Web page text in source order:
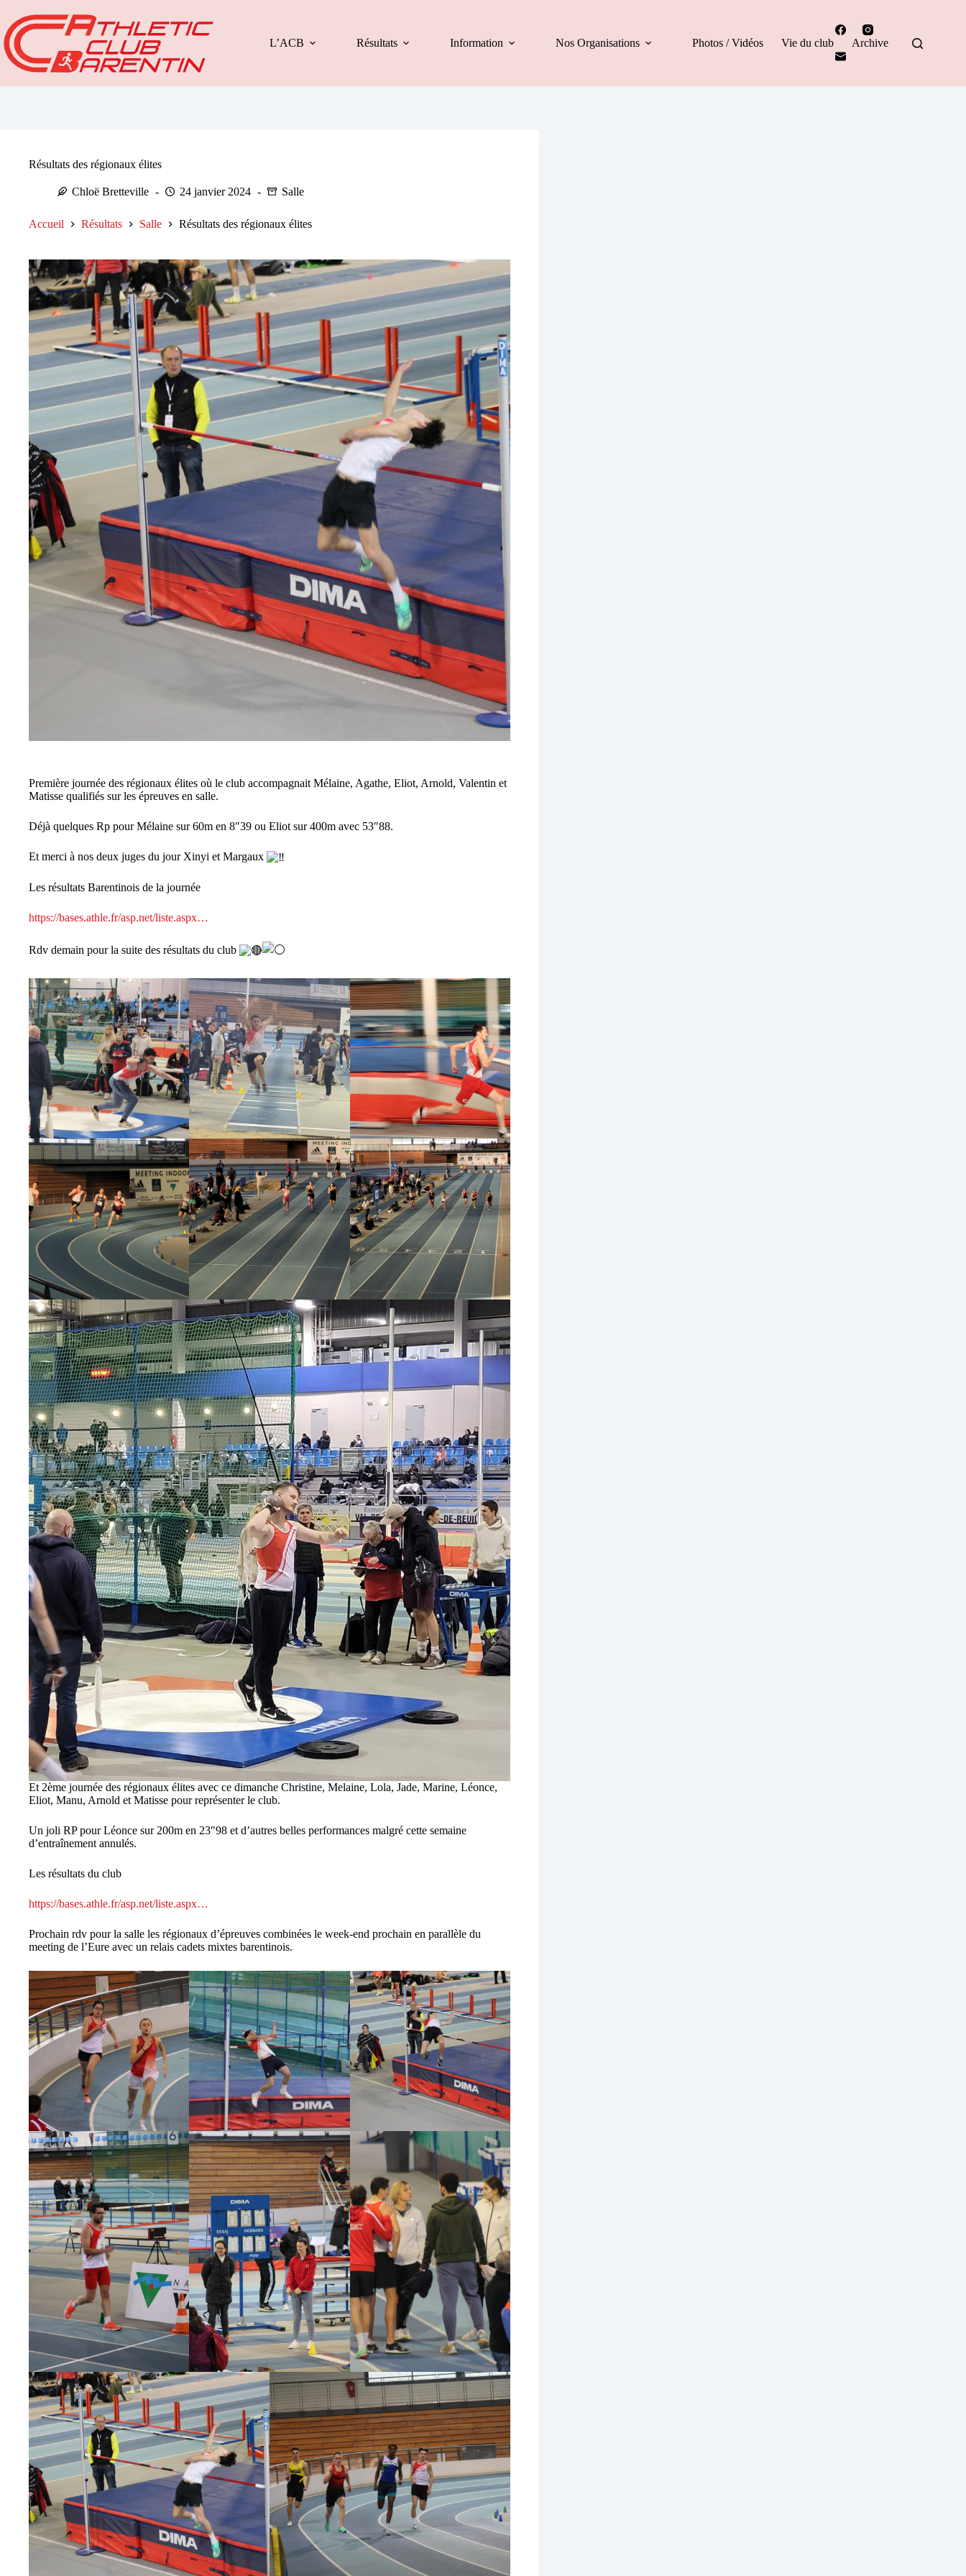
contenu
L’ACB
Résultats Information Nos Organisations Photos / Vidéos Vie du club Archive
Résultats des régionaux élites
Chloë Bretteville 24 janvier 2024 Salle
Accueil Résultats Salle Résultats des régionaux élites
Première journée des régionaux élites où le club accompagnait Mélaine, Agathe, Eliot, Arnold, Valentin et
Matisse qualifiés sur les épreuves en salle.
Déjà quelques Rp pour Mélaine sur 60m en 8″39 ou Eliot sur 400m avec 53″88.
Et merci à nos deux juges du jour Xinyi et Margaux
Les résultats Barentinois de la journée
https://bases.athle.fr/asp.net/liste.aspx…
Rdv demain pour la suite des résultats du club
Et 2ème journée des régionaux élites avec ce dimanche Christine, Melaine, Lola, Jade, Marine, Léonce,
Eliot, Manu, Arnold et Matisse pour représenter le club.
Un joli RP pour Léonce sur 200m en 23″98 et d’autres belles performances malgré cette semaine
d’entraînement annulés.
Les résultats du club
https://bases.athle.fr/asp.net/liste.aspx…
Prochain rdv pour la salle les régionaux d’épreuves combinées le week-end prochain en parallèle du
meeting de l’Eure avec un relais cadets mixtes barentinois.